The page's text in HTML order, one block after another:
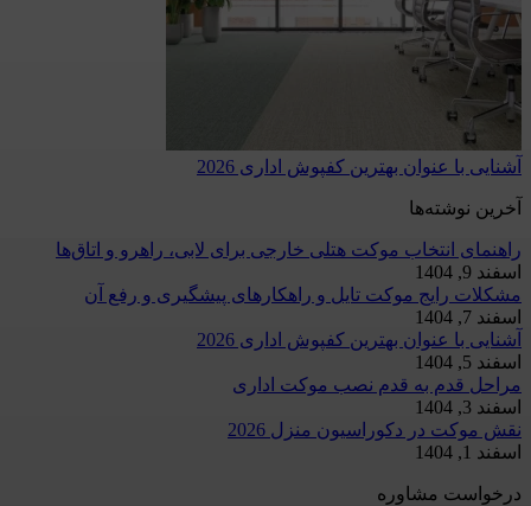
آشنایی با عنوان بهترین کفپوش اداری 2026
آخرین نوشته‌ها
راهنمای انتخاب موکت هتلی خارجی برای لابی، راهرو و اتاق‌ها
اسفند 9, 1404
مشکلات رایج موکت تایل و راهکارهای پیشگیری و رفع آن
اسفند 7, 1404
آشنایی با عنوان بهترین کفپوش اداری 2026
اسفند 5, 1404
مراحل قدم به قدم نصب موکت اداری
اسفند 3, 1404
نقش موکت در دکوراسیون منزل 2026
اسفند 1, 1404
درخواست مشاوره